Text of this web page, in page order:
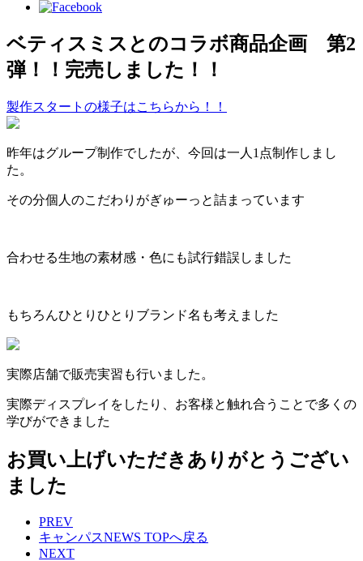
ベティスミスとのコラボ商品企画 第2
弾！！完売しました！！
製作スタートの様子はこちらから！！
昨年はグループ制作でしたが、今回は一人1点制作しまし
た。
その分個人のこだわりがぎゅーっと詰まっています
合わせる生地の素材感・色にも試行錯誤しました
もちろんひとりひとりブランド名も考えました
実際店舗で販売実習も行いました。
実際ディスプレイをしたり、お客様と触れ合うことで多くの
学びができました
お買い上げいただきありがとうござい
ました
PREV
キャンパスNEWS TOPへ戻る
NEXT